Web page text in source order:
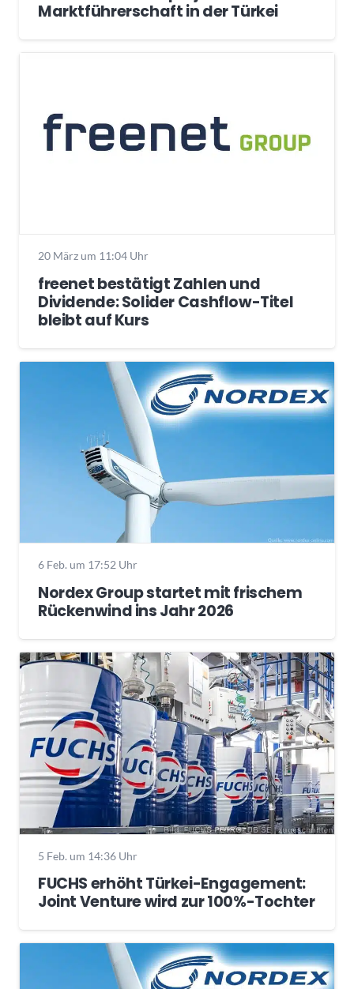
Marktführerschaft in der Türkei
20 März um 11:04 Uhr
freenet bestätigt Zahlen und
Dividende: Solider Cashflow-Titel
bleibt auf Kurs
6 Feb. um 17:52 Uhr
Nordex Group startet mit frischem
Rückenwind ins Jahr 2026
5 Feb. um 14:36 Uhr
FUCHS erhöht Türkei-Engagement:
Joint Venture wird zur 100%-Tochter